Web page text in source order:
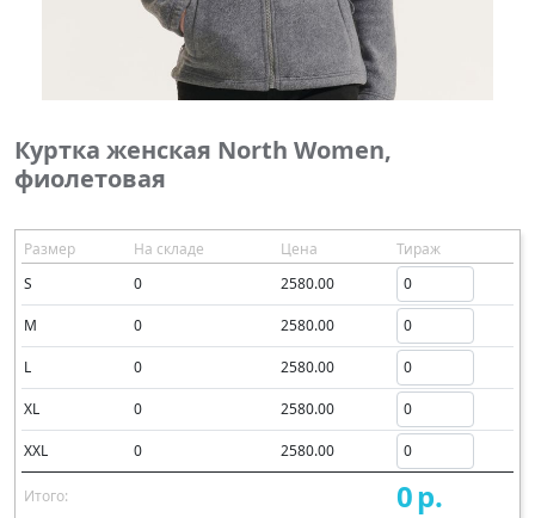
Куртка женская North Women,
фиолетовая
Размер На складе Цена
Тираж
S
0 2580.00
M 0 2580.00
L 0 2580.00
XL 0 2580.00
XXL 0 2580.00
Итого: 0р.